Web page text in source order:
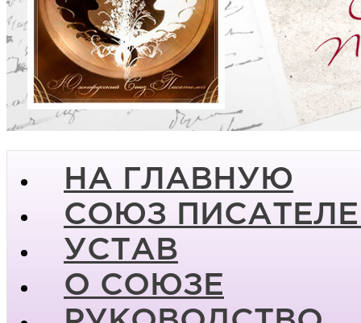
НА ГЛАВНУЮ
СОЮЗ
УСТАВ
О СОЮЗЕ